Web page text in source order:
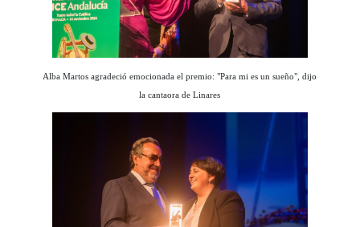
Alba Martos agradeció emocionada el premio: "Para mi es un sueño", dijo
la cantaora de Linares